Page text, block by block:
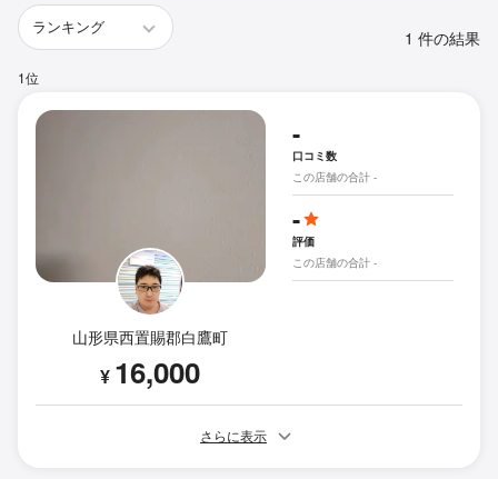
1 件の結果
1位
山形県西置賜郡白鷹町
¥ 16,000
-
口コミ数
この店舗の合計 -
-
評価
この店舗の合計 -
さらに表示